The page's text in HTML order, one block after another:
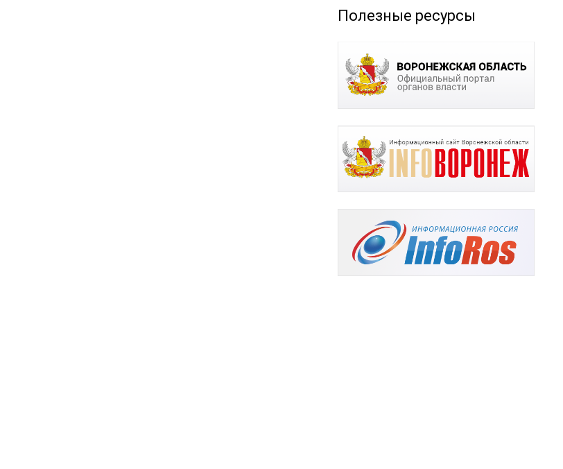
Полезные ресурсы